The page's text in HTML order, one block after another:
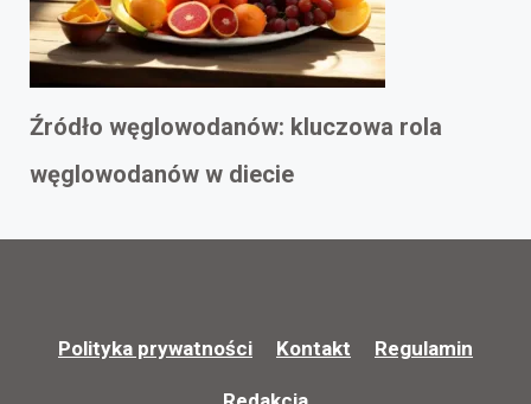
Źródło węglowodanów: kluczowa rola
węglowodanów w diecie
Polityka prywatności Kontakt Regulamin